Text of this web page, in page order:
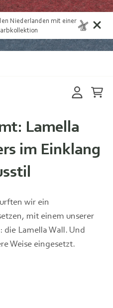
Niederlanden mit einer
Lamella
im Einklang
wir ein
mit einem unserer
Lamella Wall. Und
Weise eingesetzt.